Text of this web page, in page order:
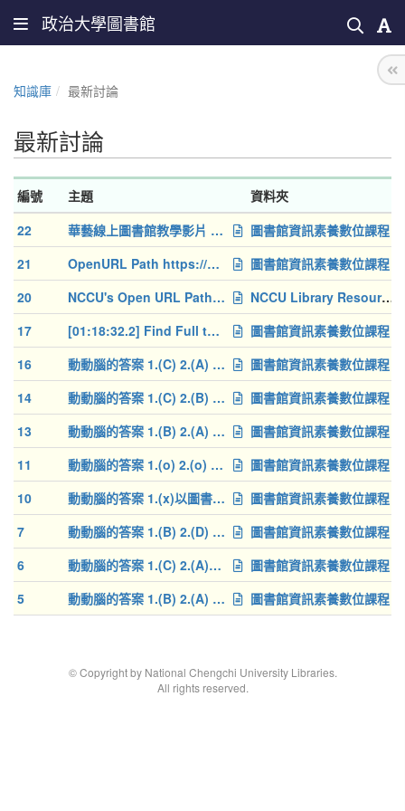
政治大學圖書館
知識庫 最新討論
最新討論
編號 主題
資料夾
22
華藝線上圖書館教學影片 CNKI教學影片
圖書館資訊素養數位課程
21
OpenURL Path https://nccu.primo.exlibrisgroup.com/openurl/886
圖書館資訊素養數位課程
20
NCCU's Open URL Path: [57:08.1] https://nccu.primo.exlibrisgro
NCCU Library Resources Guide
17
[01:18:32.2] Find Full text OpenURL Path: https://nccu.primo.
圖書館資訊素養數位課程
16
動動腦的答案 1.(C) 2.(A) 3.(A)
圖書館資訊素養數位課程
14
動動腦的答案 1.(C) 2.(B) 3.(D)
圖書館資訊素養數位課程
13
動動腦的答案 1.(B) 2.(A) 3.(A)
圖書館資訊素養數位課程
11
動動腦的答案 1.(o) 2.(o) 3.(o)
圖書館資訊素養數位課程
10
動動腦的答案 1.(x)以圖書中的"章節名稱"不一定能在館藏目錄中查到，請以"書名"進行查詢 2.(o) 3.(o)
圖書館資訊素養數位課程
7
動動腦的答案 1.(B) 2.(D) 3.(B)
圖書館資訊素養數位課程
6
動動腦的答案 1.(C) 2.(A)通常被引用次數較高的文章較具有影響力，可以優先閱讀 3.(A)可以用此方法找到某研究主
圖書館資訊素養數位課程
5
動動腦的答案 1.(B) 2.(A) 3.(C) 圖書館資訊素養數位課程
© Copyright by National Chengchi University Libraries.
All rights reserved.